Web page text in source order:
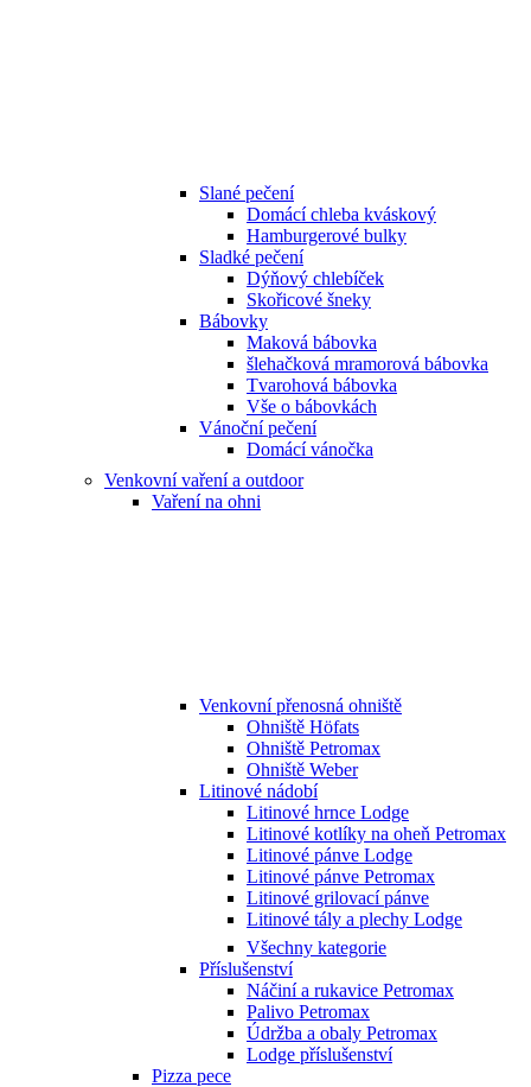
Slané pečení
Domácí chleba kváskový
Hamburgerové bulky
Sladké pečení
Dýňový chlebíček
Skořicové šneky
Bábovky
Maková bábovka
šlehačková mramorová bábovka
Tvarohová bábovka
Vše o bábovkách
Vánoční pečení
Domácí vánočka
Venkovní vaření a outdoor
Vaření na ohni
Venkovní přenosná ohniště
Ohniště Höfats
Ohniště Petromax
Ohniště Weber
Litinové nádobí
Litinové hrnce Lodge
Litinové kotlíky na oheň Petromax
Litinové pánve Lodge
Litinové pánve Petromax
Litinové grilovací pánve
Litinové tály a plechy Lodge
Všechny kategorie
Příslušenství
Náčiní a rukavice Petromax
Palivo Petromax
Údržba a obaly Petromax
Lodge příslušenství
Pizza pece